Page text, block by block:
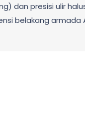
dan presisi ulir
belakang